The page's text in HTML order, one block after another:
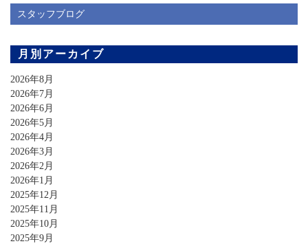
スタッフブログ
月別アーカイブ
2026年8月
2026年7月
2026年6月
2026年5月
2026年4月
2026年3月
2026年2月
2026年1月
2025年12月
2025年11月
2025年10月
2025年9月